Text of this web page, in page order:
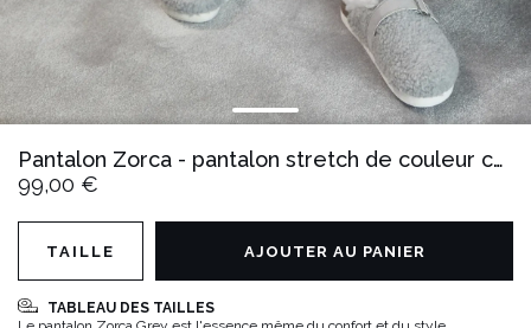
Pantalon Zorca - pantalon stretch de couleur cendrée
99,00 €
TABLEAU DES TAILLES
TAILLE AJOUTER AU PANIER